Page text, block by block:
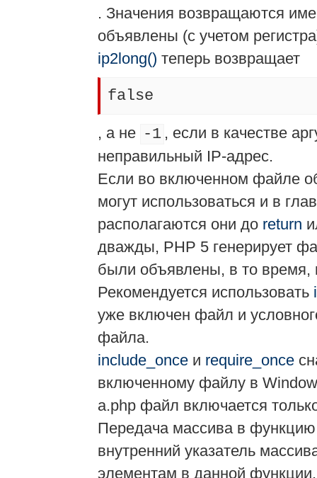
. Значения возвращаются
объявлены (с учетом
ip2long() теперь возвращает
false
, а не -1 , если в качестве
неправильный IP-адрес.
Если во включенном файле
могут использоваться и в
располагаются они до return
дважды, PHP 5 генерирует
были объявлены, в то время,
Рекомендуется использовать
уже включен файл и
файла.
include_once и require_once
включенному файлу в
a.php файл включается
Передача массива в
внутренний указатель
элементам в данной